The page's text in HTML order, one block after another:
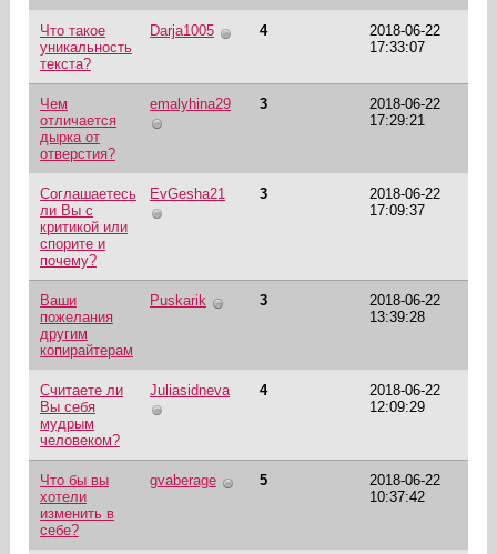
Что такое
уникальность
текста?
Darja1005 4
2018-06-22
17:33:07
Чем
отличается
дырка от
отверстия?
emalyhina29 3
2018-06-22
17:29:21
Соглашаетесь
ли Вы с
критикой или
спорите и
почему?
EvGesha21 3
2018-06-22
17:09:37
Ваши
пожелания
другим
копирайтерам
Puskarik 3
2018-06-22
13:39:28
Считаете ли
Вы себя
мудрым
человеком?
Juliasidneva 4
2018-06-22
12:09:29
Что бы вы
хотели
изменить в
себе?
gvaberage 5
2018-06-22
10:37:42